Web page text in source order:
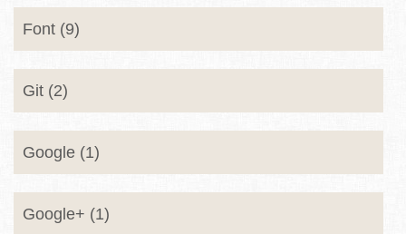
Font (9)
Git (2)
Google (1)
Google+ (1)